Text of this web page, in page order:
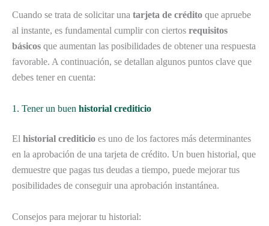
Cuando se trata de solicitar una tarjeta de crédito que apruebe
al instante, es fundamental cumplir con ciertos requisitos
básicos que aumentan las posibilidades de obtener una respuesta
favorable. A continuación, se detallan algunos puntos clave que
debes tener en cuenta:
1. Tener un buen historial crediticio
El historial crediticio es uno de los factores más determinantes
en la aprobación de una tarjeta de crédito. Un buen historial, que
demuestre que pagas tus deudas a tiempo, puede mejorar tus
posibilidades de conseguir una aprobación instantánea.
Consejos para mejorar tu historial: